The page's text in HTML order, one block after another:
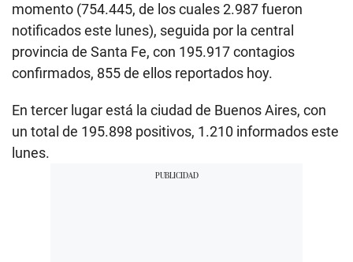
momento (754.445, de los cuales 2.987 fueron
notificados este lunes), seguida por la central
provincia de Santa Fe, con 195.917 contagios
confirmados, 855 de ellos reportados hoy.
En tercer lugar está la ciudad de Buenos Aires, con
un total de 195.898 positivos, 1.210 informados este
lunes.